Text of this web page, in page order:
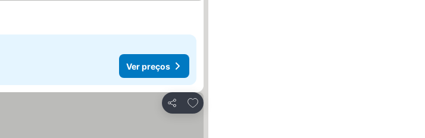
Ver preços
Partilhar
Adicionar aos favoritos